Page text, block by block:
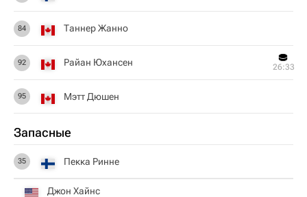
84 Таннер Жанно
92 Райан Юхансен 26:33
95 Мэтт Дюшен
Запасные
35 Пекка Ринне
Джон Хайнс